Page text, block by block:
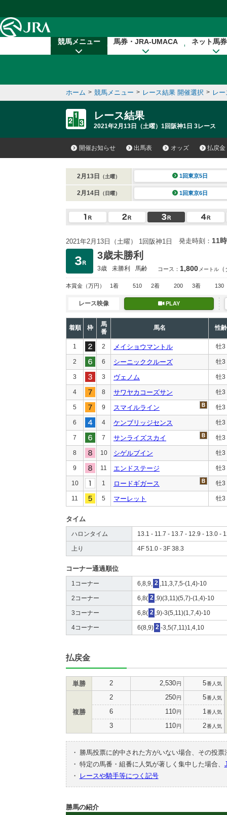
競馬メニュー 馬券・JRA-UMACA ネット馬
ホーム > 競馬メニュー > レース結果 開催選択 > レ
レース結果
2021年2月13日（土曜）1回阪神1日 3レース
開催お知らせ 出馬表 オッズ 払戻金
2月13日 （土曜） 1回東京5日
2月14日 （日曜） 1回東京6日
2021年2月13日（土曜） 1回阪神1日 発走時刻： 11
3歳未勝利
3歳 未勝利 馬齢 コース： 1,800 メートル
本賞金 （万円） 1着 510 2着 200 3着 130
レース映像 PLAY
着順 枠
馬
番
馬名 性齢
1 2 メイショウマントル 牡3
2 6 シーニッククルーズ 牡3
3 3 ヴェノム 牡3
4 8 サワヤカコーズサン 牡3
5 9 スマイルライン 牡3
6 4 ケンブリッジセンス 牡3
7 7 サンライズスカイ 牡3
8 10 シゲルブイン 牡3
9 11 エンドステージ 牡3
10 1 ロードギガース 牡3
11 5 マーレット 牡3
タイム
ハロンタイム 13.1 - 11.7 - 13.7 - 12.9 - 13.0 -
上り 4F 51.0 - 3F 38.3
コーナー通過順位
1コーナー 6,8,9, 2 ,11,3,7,5-(1,4)-10
2コーナー 6,8( 2 ,9)(3,11)(5,7)-(1,4)-10
3コーナー 6,8( 2 ,9)-3(5,11)(1,7,4)-10
4コーナー 6(8,9) 2 -3,5(7,11)1,4,10
払戻金
単勝 2 2,530円 5番人気
複勝
2 250円 5番人気
6 110円 1 番人気
3 110円 2番人気
・
勝馬投票に的中された方がいない場合、その投
・ 特定の馬番・組番に人気が著しく集中した場合、
・
レースや騎手等につく記号
勝馬の紹介